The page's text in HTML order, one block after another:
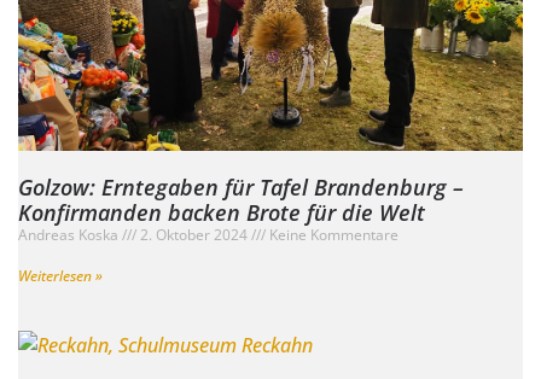
Golzow: Erntegaben für Tafel Brandenburg –
Konfirmanden backen Brote für die Welt
Andreas Koska 2. Oktober 2024
Keine Kommentare
Weiterlesen »